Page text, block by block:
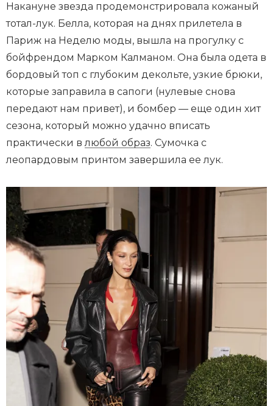
Накануне звезда продемонстрировала кожаный
тотал-лук. Белла, которая на днях прилетела в
Париж на Неделю моды, вышла на прогулку с
бойфрендом Марком Калманом. Она была одета в
бордовый топ с глубоким декольте, узкие брюки,
которые заправила в сапоги (нулевые снова
передают нам привет), и бомбер — еще один хит
сезона, который можно удачно вписать
практически влюбой образ. Сумочка с
леопардовым принтом завершила ее лук.